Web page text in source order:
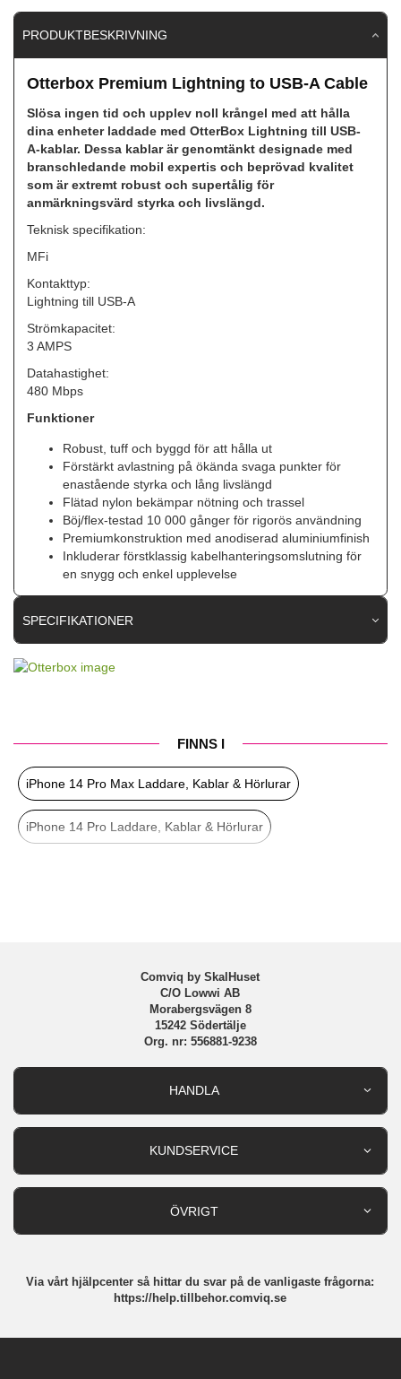
PRODUKTBESKRIVNING
Otterbox Premium Lightning to USB-A Cable
Slösa ingen tid och upplev noll krångel med att hålla
dina enheter laddade med OtterBox Lightning till USB-
A-kablar. Dessa kablar är genomtänkt designade med
branschledande mobil expertis och beprövad kvalitet
som är extremt robust och supertålig för
anmärkningsvärd styrka och livslängd.
Teknisk specifikation:
MFi
Kontakttyp:
Lightning till USB-A
Strömkapacitet:
3 AMPS
Datahastighet:
480 Mbps
Funktioner
Robust, tuff och byggd för att hålla ut
Förstärkt avlastning på ökända svaga punkter för
enastående styrka och lång livslängd
Flätad nylon bekämpar nötning och trassel
Böj/flex-testad 10 000 gånger för rigorös användning
Premiumkonstruktion med anodiserad aluminiumfinish
Inkluderar förstklassig kabelhanteringsomslutning för
en snygg och enkel upplevelse
SPECIFIKATIONER
Material
Tillverkarens art nr
FINNS I
iPhone 14 Pro Max Laddare, Kablar & Hörlurar
iPhone 14 Pro Laddare, Kablar & Hörlurar
iPhone 13 Pro Max Laddare, Kablar & Hörlurar
iPhone 13 Pro Laddare, Kablar & Hörlurar
iPhone 13 Laddare, Kablar & Hörlurar
iPhone 13 Mini Laddare, Kablar & Hörlurar
Comviq by SkalHuset
C/O Lowwi AB
Morabergsvägen 8
15242 Södertälje
Org. nr: 556881-9238
HANDLA
KUNDSERVICE
ÖVRIGT
Integritetspolicy
Via vårt hjälpcenter så hittar du svar på de vanligaste frågorna:
https://help.tillbehor.comviq.se